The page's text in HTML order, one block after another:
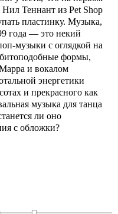
Нил Теннант из Pet Shop
пластинку. Музыка,
года — это некий
музыки с оглядкой на
формы,
и вокалом
энергетики
и прекрасного как
музыка для танца
ли оно
с обложки?